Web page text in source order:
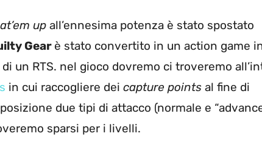
up all’ennesima potenza è stato spostato
Gear è stato convertito in un action game
un RTS. nel gioco dovremo ci troveremo
in cui raccogliere dei capture points al fine di
due tipi di attacco (normale e
sparsi per i livelli.